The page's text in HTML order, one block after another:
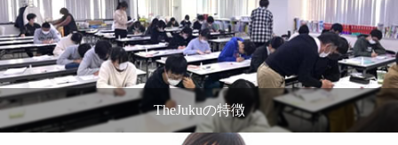
TheJukuの特徴